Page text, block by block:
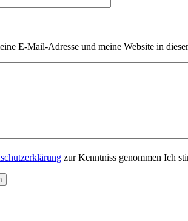
E-Mail-Adresse und meine Website in
zur Kenntniss genommen Ich